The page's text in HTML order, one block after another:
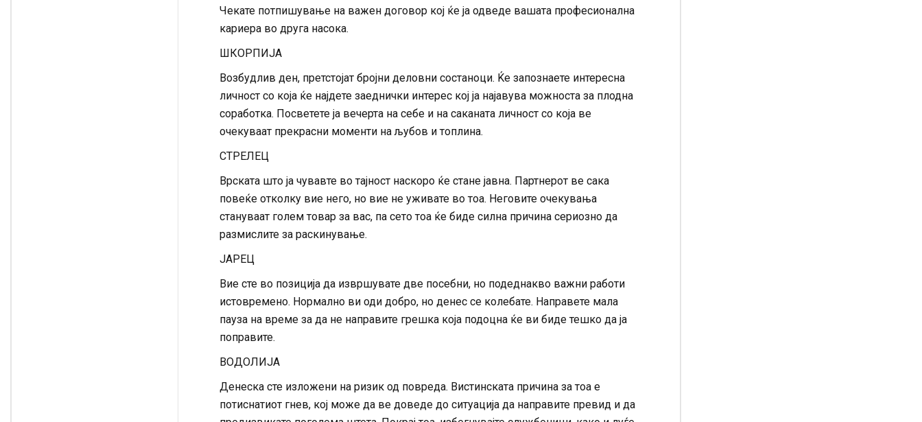
Чекате потпишување на важен договор кој ќе ја одведе вашата професионална
кариера во друга насока.
ШКОРПИЈА
Возбудлив ден, претстојат бројни деловни состаноци. Ќе запознаете интересна
личност со која ќе најдете заеднички интерес кој ја најавува можноста за плодна
соработка. Посветете ја вечерта на себе и на саканата личност со која ве
очекуваат прекрасни моменти на љубов и топлина.
СТРЕЛЕЦ
Врската што ја чувавте во тајност наскоро ќе стане јавна. Партнерот ве сака
повеќе отколку вие него, но вие не уживате во тоа. Неговите очекувања
стануваат голем товар за вас, па сето тоа ќе биде силна причина сериозно да
размислите за раскинување.
ЈАРЕЦ
Вие сте во позиција да извршувате две посебни, но подеднакво важни работи
истовремено. Нормално ви оди добро, но денес се колебате. Направете мала
пауза на време за да не направите грешка која подоцна ќе ви биде тешко да ја
поправите.
ВОДОЛИЈА
Денеска сте изложени на ризик од повреда. Вистинската причина за тоа е
потиснатиот гнев, кој може да ве доведе до ситуација да направите превид и да